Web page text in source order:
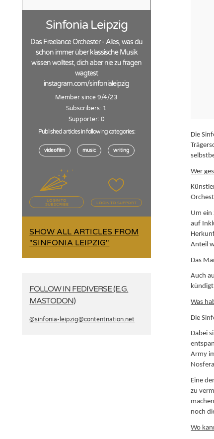
Sinfonia Leipzig
Das Freelance Orchester - Alles, was du
schon immer über klassische Musik
wissen wolltest, dich aber nie zu fragen
wagtest
instagram.com/sinfonialeipzig
Member since 9/4/23
Subscribers: 1
Supporter: 0
Published articles in following categories:
videofilm music writing
LOGIN TO
SUBSCRIBE
LOGIN TO SUPPORT
SHOW ALL ARTICLES FROM
"SINFONIA LEIPZIG"
FOLLOW IN FEDIVERSE (E.G.
MASTODON)
@sinfonia-leipzig­@contentnation.net
Die
Wer
Um ein
auf
Anteil
Das
Auch
Was
Die
Dabei
Army
Eine
zu
noch
Wo